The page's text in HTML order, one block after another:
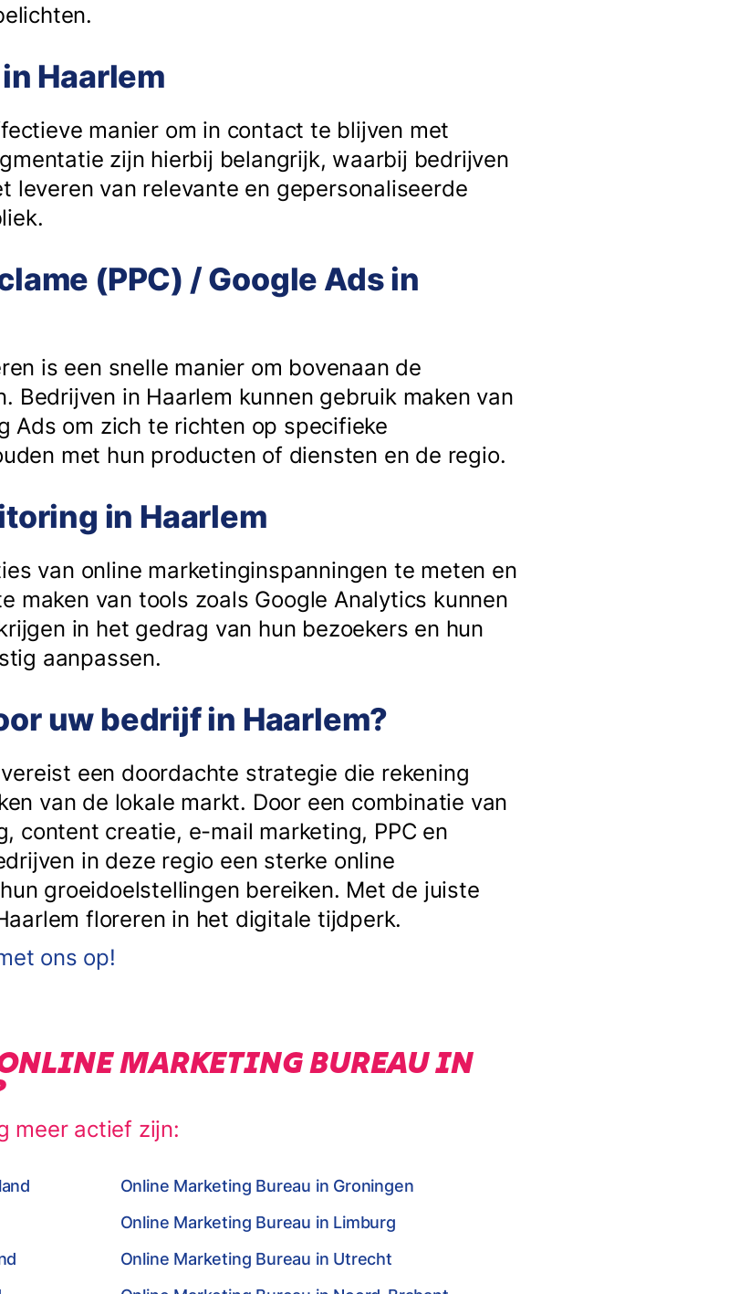
Haarlem
manier om in contact te blijven met
zijn hierbij belangrijk, waarbij bedrijven
leveren van relevante en gepersonaliseerde
(PPC) / Google Ads in
is een snelle manier om bovenaan de
Bedrijven in Haarlem kunnen gebruik maken van
Ads om zich te richten op specifieke
met hun producten of diensten en de regio.
in Haarlem
van online marketinginspanningen te meten en
maken van tools zoals Google Analytics kunnen
in het gedrag van hun bezoekers en hun
aanpassen.
uw bedrijf in Haarlem?
een doordachte strategie die rekening
van de lokale markt. Door een combinatie van
content creatie, e-mail marketing, PPC en
in deze regio een sterke online
groeidoelstellingen bereiken. Met de juiste
floreren in het digitale tijdperk.
ons op!
MARKETING BUREAU IN
meer actief zijn:
Online Marketing Bureau in Groningen
Online Marketing Bureau in Limburg
Online Marketing Bureau in Utrecht